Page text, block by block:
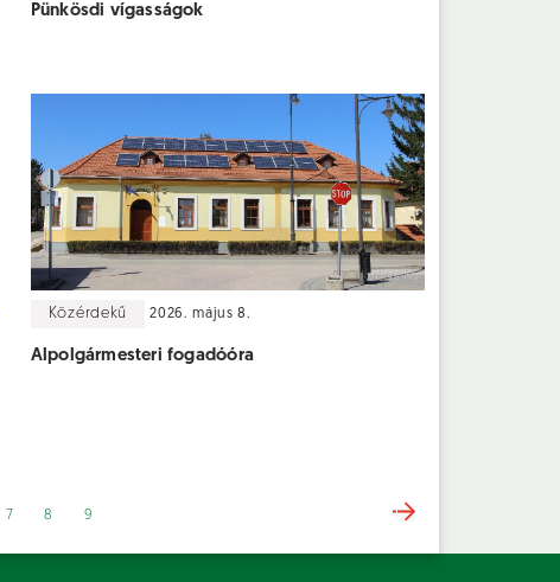
Pünkösdi vígasságok
Közérdekű 2026. május 8.
Alpolgármesteri fogadóóra
7 8 9